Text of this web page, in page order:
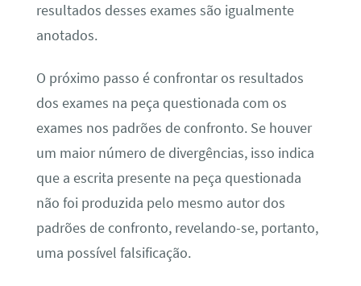
resultados desses exames são igualmente
anotados.
O próximo passo é confrontar os resultados
dos exames na peça questionada com os
exames nos padrões de confronto. Se houver
um maior número de divergências, isso indica
que a escrita presente na peça questionada
não foi produzida pelo mesmo autor dos
padrões de confronto, revelando-se, portanto,
uma possível falsificação.